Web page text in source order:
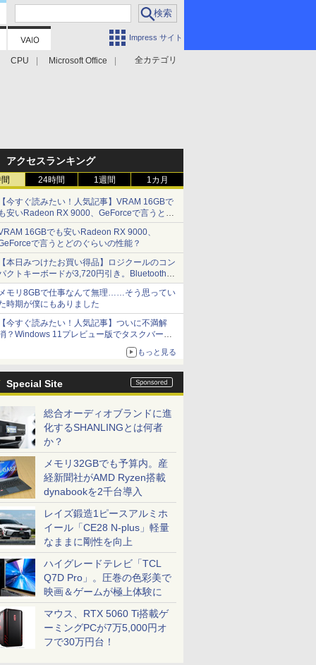
Impress サイト
全カテゴリ
CPU Microsoft Office
アクセスランキング
24時間 1週間 1カ月
今すぐ読みたい！人気記事】VRAM 16GBで
安いRadeon RX 9000、GeForceで言うとど
ぐらいの性能？ - PC Watch
16GBでも安いRadeon RX 9000、
で言うとどのぐらいの性能？
本日みつけたお買い得品】ロジクールのコン
クトキーボードが3,720円引き。Bluetoothで3
接続対応
モリ8GBで仕事なんて無理……そう思ってい
時期が僕にもありました
今すぐ読みたい！人気記事】ついに不満解
？Windows 11プレビュー版でタスクバーの
もっと見る
Special Site
総合オーディオブランドに進
化するSHANLINGとは何者
か？
メモリ32GBでも予算内。産
経新聞社がAMD Ryzen搭載
dynabookを2千台導入
レイズ鍛造1ピースアルミホ
イール「CE28 N-plus」軽量
なままに剛性を向上
ハイグレードテレビ「TCL
Q7D Pro」。圧巻の色彩美で
映画＆ゲームが極上体験に
マウス、RTX 5060 Ti搭載ゲ
ーミングPCが7万5,000円オ
フで30万円台！